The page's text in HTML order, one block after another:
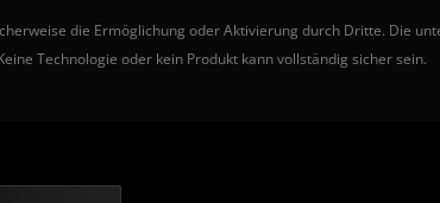
die Ermöglichung oder Aktivierung durch Dritte. Die
Technologie oder kein Produkt kann vollständig sicher sein.